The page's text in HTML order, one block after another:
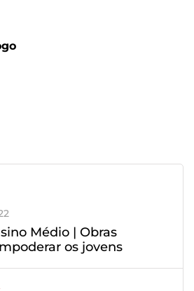
Médio | Obras
os jovens